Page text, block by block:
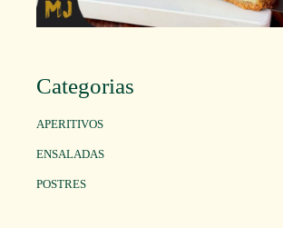
Categorias
APERITIVOS
ENSALADAS
POSTRES